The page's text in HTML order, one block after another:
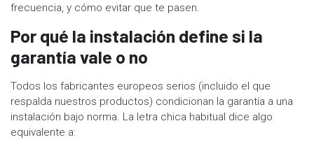
frecuencia, y cómo evitar que te pasen.
Por qué la instalación define si la
garantía vale o no
Todos los fabricantes europeos serios (incluido el que
respalda nuestros productos) condicionan la garantía a una
instalación bajo norma. La letra chica habitual dice algo
equivalente a: